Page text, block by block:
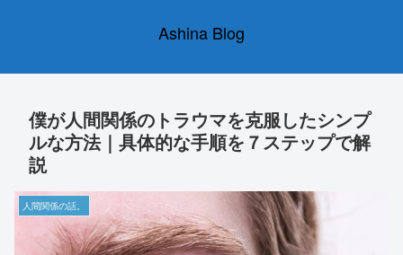
Ashina Blog
僕が人間関係のトラウマを克服したシンプ
ルな方法｜具体的な手順を７ステップで解
説
人間関係の話。